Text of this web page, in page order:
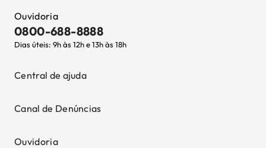
Ouvidoria
0800-688-8888
Dias úteis: 9h às 12h e 13h às 18h
Central de ajuda
Canal de Denúncias
Ouvidoria